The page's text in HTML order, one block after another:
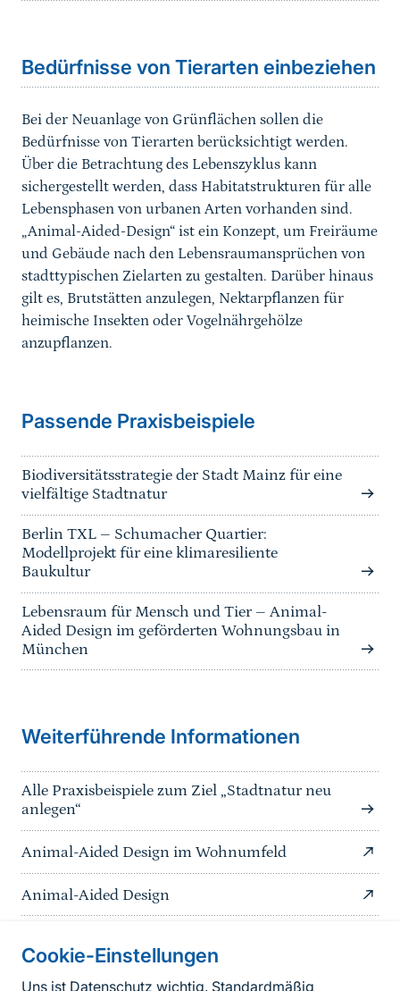
Cookie-Einstellungen
Uns ist Datenschutz wichtig. Standardmäßig
Bedürfnisse von Tierarten einbeziehen
Bei der Neuanlage von Grünflächen sollen die
Bedürfnisse von Tierarten berücksichtigt werden.
Über die Betrachtung des Lebenszyklus kann
sichergestellt werden, dass Habitatstrukturen für alle
Lebensphasen von urbanen Arten vorhanden sind.
„Animal-Aided-Design“ ist ein Konzept, um Freiräume
und Gebäude nach den Lebensraumansprüchen von
stadttypischen Zielarten zu gestalten. Darüber hinaus
gilt es, Brutstätten anzulegen, Nektarpflanzen für
heimische Insekten oder Vogelnährgehölze
anzupflanzen.
Passende Praxisbeispiele
Biodiversitätsstrategie der Stadt Mainz für eine
vielfältige Stadtnatur
Berlin TXL – Schumacher Quartier:
Modellprojekt für eine klimaresiliente
Baukultur
Lebensraum für Mensch und Tier – Animal-
Aided Design im geförderten Wohnungsbau in
München
Weiterführende Informationen
Alle Praxisbeispiele zum Ziel „Stadtnatur neu
anlegen“
Animal-Aided Design im Wohnumfeld
Animal-Aided Design
Informationen zur Seite